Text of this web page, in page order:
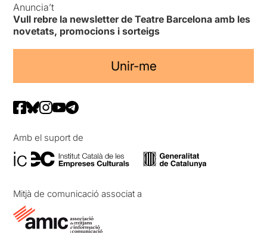
Anuncia’t
Vull rebre la newsletter de Teatre Barcelona amb les
novetats, promocions i sorteigs
Unir-me
Amb el suport de
Mitjà de comunicació associat a